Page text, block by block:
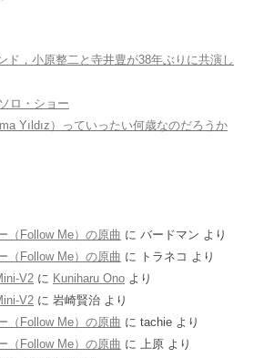
ド，小原整二と寺井豊が38年ぶりに共演し
ロ・ショー
Yıldız）っていったい何歳なのだろうか
（Follow Me）の原曲 に バードマン より
（Follow Me）の原曲 に トラネコ より
V2 に Kuniharu Ono より
V2 に 岩崎賢治 より
（Follow Me）の原曲 に tachie より
（Follow Me）の原曲 に 上原 より